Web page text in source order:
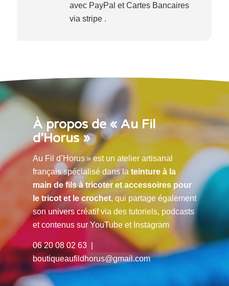
avec PayPal et Cartes Bancaires
via stripe .
À propos de « Au Fil
d’Horus »
Au Fil d’Horus » est un atelier artisanal
français spécialisé dans la teinture à la
main de fils à tricoter et accessoires pour
le tricot et le crochet, qui partage également
son univers créatif via des tutoriels, podcasts
et contenus sur YouTube et Instagram
06 20 08 02 63 |
boutiqueaufildhorus@gmail.com